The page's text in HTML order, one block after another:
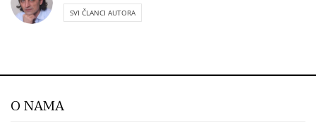
SVI ČLANCI AUTORA
O NAMA